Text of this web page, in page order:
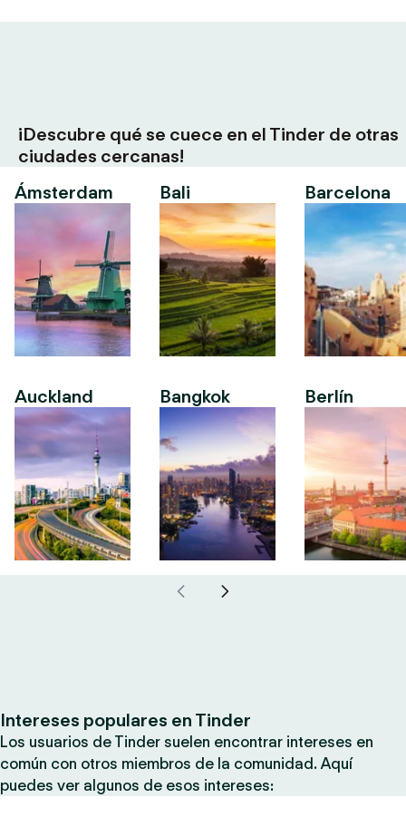
¡Descubre qué se cuece en el Tinder de otras
ciudades cercanas!
Ámsterdam
Auckland
Bali
Bangkok
Barcelona
Berlín
Intereses populares en Tinder
Los usuarios de Tinder suelen encontrar intereses en
común con otros miembros de la comunidad. Aquí
puedes ver algunos de esos intereses: